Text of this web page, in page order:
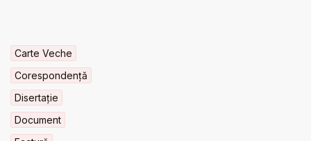
Carte Veche
Corespondență
Disertație
Document